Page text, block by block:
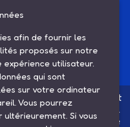
nous
|Mentions légales
exploitante du site internet
lien juridique, commercial
SINBAR - Groupe Easybike
afin de fournir les
proposés sur notre
utilisateur.
qui sont
sur votre ordinateur
Vous pourrez
Si vous